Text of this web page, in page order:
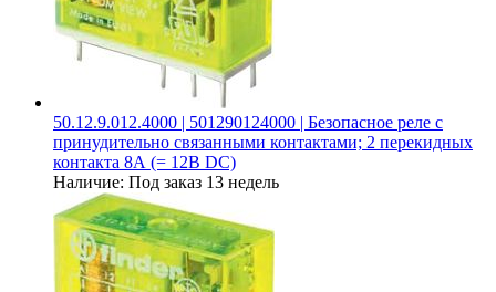
50.12.9.012.4000 | 501290124000 | Безопасное реле с
принудительно связанными контактами; 2 перекидных
контакта 8А (= 12В DC)
Наличие: Под заказ 13 недель